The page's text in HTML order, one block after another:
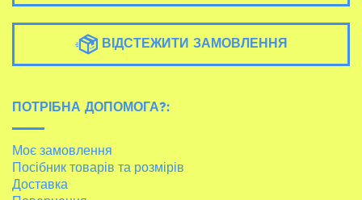
ВІДСТЕЖИТИ ЗАМОВЛЕННЯ
ПОТРІБНА ДОПОМОГА?:
Моє замовлення
Посібник товарів та розмірів
Доставка